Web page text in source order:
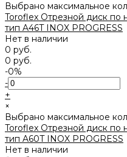
Выбрано максимальное
Toroflex Отрезной диск по
тип A46T INOX PROGRESS
Нет в наличии
0 руб.
0 руб.
-0%
-
+
×
Выбрано максимальное
Toroflex Отрезной диск по
тип A60T INOX PROGRESS
Нет в наличии